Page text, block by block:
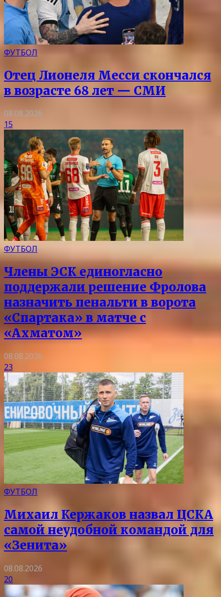
ФУТБОЛ
Отец Лионеля Месси скончался
в возрасте 68 лет — СМИ
08.08.2026
15
ФУТБОЛ
Члены ЭСК единогласно
поддержали решение Фролова
назначить пенальти в ворота
«Спартака» в матче с
«Ахматом»
08.08.2026
23
ФУТБОЛ
Михаил Кержаков назвал ЦСКА
самой неудобной командой для
«Зенита»
08.08.2026
20